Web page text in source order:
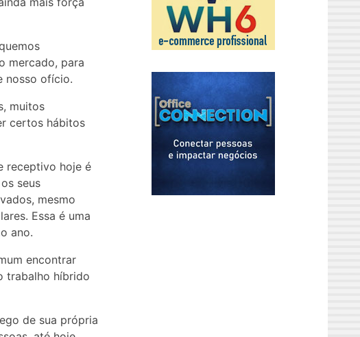
mercado, para
nosso ofício.
muitos
certos hábitos
receptivo hoje é
seus
mesmo
Essa é uma
ano.
encontrar
trabalho híbrido
de sua própria